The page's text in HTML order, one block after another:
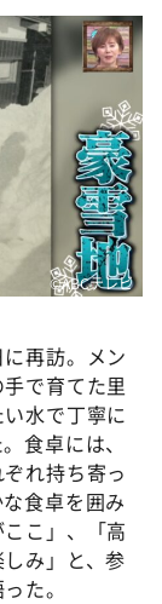
©ABCテレビ
再訪。メン
で育てた里
水で丁寧に
食卓には、
れ持ち寄っ
食卓を囲み
こ」、「高
み」と、参
た。